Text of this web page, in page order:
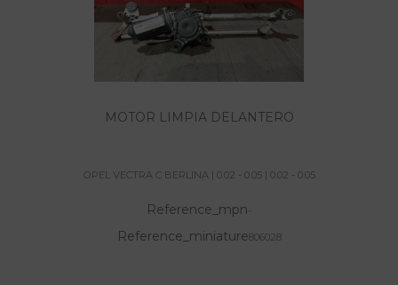
MOTOR LIMPIA DELANTERO
OPEL VECTRA C BERLINA | 0.02 - 0.05 | 0.02 - 0.05
Reference_mpn-
Reference_miniature806028